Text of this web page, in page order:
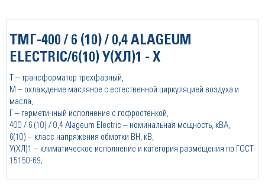
ТМГ-400 / 6 (10) / 0,4 ALAGEUM
ELECTRIC/6(10) У(ХЛ)1 - Х
Т – трансформатор трехфазный,
М – охлаждение масляное с естественной циркуляцией воздуха и
масла,
Г – герметичный исполнение с гофростенкой,
400 / 6 (10) / 0,4 Alageum Electric – номинальная мощность, кВА,
6(10) – класс напряжения обмотки ВН, кВ,
У(ХЛ)1 – климатическое исполнение и категория размещения по ГОСТ
15150-69;